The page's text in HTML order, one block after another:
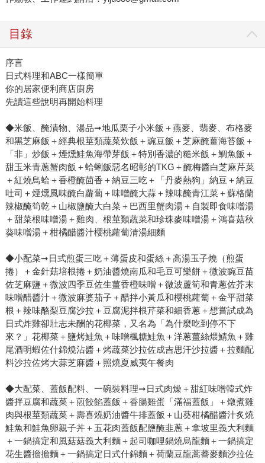
目錄
序言
日式料理和ABC一樣簡單
你的居家便利商店廚房
先讀這些說明再開始料理
◆米飯、醃漬物、湯品➞地瓜栗子小米飯＋燕麥、翡麥、布格麥
和黑芝麻飯＋經典根莖類蔬菜炊飯＋豌豆飯＋芝麻醃薑海苔飯＋
「非」炒飯＋煙燻鮭魚海帶芽飯＋特別香濃的糙米飯＋鯛魚飯＋
甜玉米青蔥蟹肉飯＋蛤蜊飯惡名昭彰的TKG＋醃梅醬白芝麻芹菜
＋紅燒鳥蛤＋香橙醃茴香＋納豆三吃＋「丹麥熱狗」納豆＋納豆
吐司＋煙燻風味醃白蘿蔔＋味噌醃大蒜＋辣味醃青江菜＋蘇格蘭
辣椒醃筍乾＋山椒鹽醃大白菜＋巴西里蟹肉湯＋自製即食味噌湯
＋甜菜根味噌湯＋雞肉、根莖類蔬菜和珍珠麥味噌湯＋鴻喜菇秋
葵味噌湯＋柑橘醋醬汁櫻桃蘿蔔清湯細麵
◆小配菜➞日式煎蛋三吃＋薄蛋皮和蛋絲＋高湯玉子燒（煎蛋
捲）＋金針菇培根捲＋奶油醬燒南瓜和毛豆可樂餅＋微波豌豆苗
佐芝麻鹽＋微波四季豆佐生薑香橙味噌＋微波蘆筍和青蔥佐芥末
味噌醋醬汁＋微波麻婆茄子＋醋拌小黃瓜和櫻桃蘿蔔＋金平甜菜
根＋辣味酪梨豆腐沙拉＋豆腐泥拌根芹菜和細香蔥＋想嘗試成為
日式炸雞卻壯志未酬的花椰菜，又名為「為什麼吃到停不下
來？」花椰菜＋鹽烤鮭魚＋味噌楓糖鮭魚＋洋蔥薑絲煨鯖魚＋雞
尾酒明蝦佐什錦燒沾醬＋烤蔬菜沙拉佐成吉思汗沙拉醬＋拉麵配
料沙拉佐烤大蒜芝麻醬＋照燒夏威夷午餐肉
◆大配菜、蓋飯配料、一碗裝料理➞日式肉燥＋甜紅味噌韓式炸
醬拌豆腐和蔬菜＋煎餃餡蓋飯＋香腸雞蛋「滿福蓋飯」＋燉煮雞
肉與根莖類蔬菜＋壽喜燒奶油醬牛排蓋飯＋山葵柑橘醋醬汁炙燒
鮭魚和鮭魚卵親子丼＋五花肉蓋飯配鹽醃韭蔥＋拿坡里義大利麵
＋一鍋搞定和風菇菇義大利麵＋起司咖哩鍋燒烏龍麵＋一鍋搞定
花生醬擔擔麵＋一鍋搞定日式什錦麵＋荷蘭豆龍蒿蕎麥麵沙拉佐